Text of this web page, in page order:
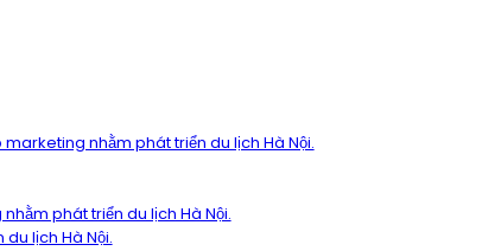
marketing nhằm phát triển du lịch Hà Nội.
phát triển du lịch Hà Nội.
du lịch Hà Nội.